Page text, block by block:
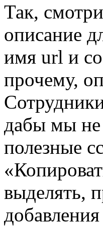
Так,
описание
имя url и
прочему,
дабы мы не
полезные
выделять,